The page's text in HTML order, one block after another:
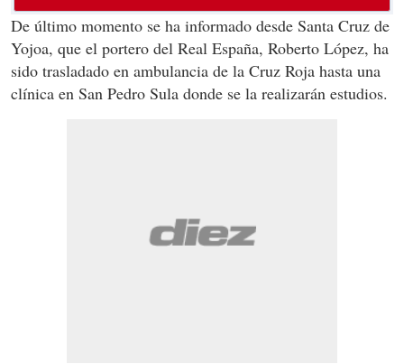
De último momento se ha informado desde Santa Cruz de
Yojoa, que el portero del Real España, Roberto López, ha
sido trasladado en ambulancia de la Cruz Roja hasta una
clínica en San Pedro Sula donde se la realizarán estudios.